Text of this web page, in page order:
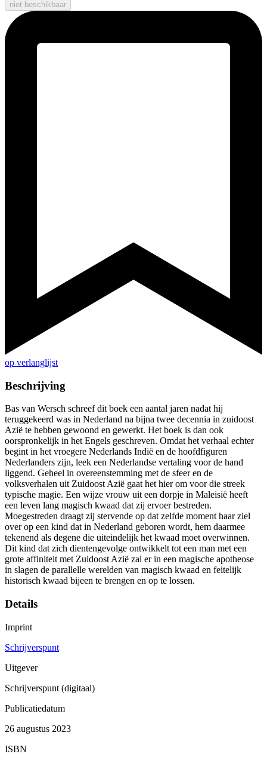
niet beschikbaar
op verlanglijst
Beschrijving
Bas van Wersch schreef dit boek een aantal jaren nadat hij
teruggekeerd was in Nederland na bijna twee decennia in zuidoost
Azië te hebben gewoond en gewerkt. Het boek is dan ook
oorspronkelijk in het Engels geschreven. Omdat het verhaal echter
begint in het vroegere Nederlands Indië en de hoofdfiguren
Nederlanders zijn, leek een Nederlandse vertaling voor de hand
liggend. Geheel in overeenstemming met de sfeer en de
volksverhalen uit Zuidoost Azië gaat het hier om voor die streek
typische magie. Een wijze vrouw uit een dorpje in Maleisië heeft
een leven lang magisch kwaad dat zij ervoer bestreden.
Moegestreden draagt zij stervende op dat zelfde moment haar ziel
over op een kind dat in Nederland geboren wordt, hem daarmee
tekenend als degene die uiteindelijk het kwaad moet overwinnen.
Dit kind dat zich dientengevolge ontwikkelt tot een man met een
grote affiniteit met Zuidoost Azië zal er in een magische apotheose
in slagen de parallelle werelden van magisch kwaad en feitelijk
historisch kwaad bijeen te brengen en op te lossen.
Details
Imprint
Schrijverspunt
Uitgever
Schrijverspunt (digitaal)
Publicatiedatum
26 augustus 2023
ISBN